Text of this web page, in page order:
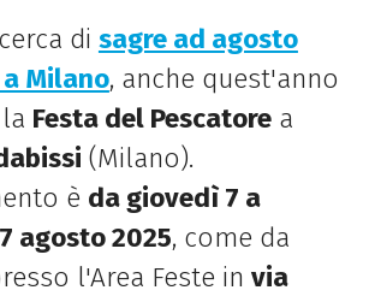
di sagre ad agosto
Milano, anche quest'anno
Festa del Pescatorea
(Milano).
è da giovedì 7 a
agosto 2025, come da
l'Area Feste in via